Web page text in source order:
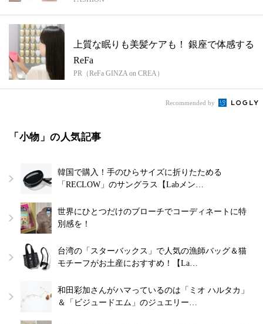
上質な眠りも美髪ケアも！ 銀座で体感する
ReFa
PR（ReFa GINZA on CREA）
Recommended by
「小物」の人気記事
韓国で購入！手のひらサイズに折りたためる
「RECLOW」のサングラス【Labメン…
世界にひとつだけのブローチでコーディネートに特
別感を！
台湾の「スターバックス」で人気の漁師バッグ＆猫
モチーフがお土産におすすめ！【La…
和田彩加さんがハマっているのは「ミオ ハルタカ」
＆「ビジュードエム」のジュエリー…